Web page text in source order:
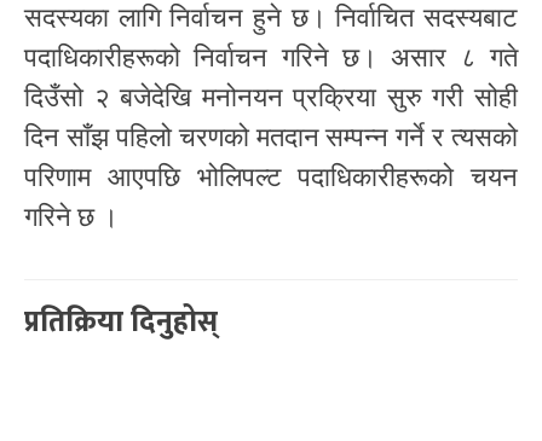
सदस्यका लागि निर्वाचन हुने छ। निर्वाचित सदस्यबाट
पदाधिकारीहरूको निर्वाचन गरिने छ। असार ८ गते
दिउँसो २ बजेदेखि मनोनयन प्रक्रिया सुरु गरी सोही
दिन साँझ पहिलो चरणको मतदान सम्पन्न गर्ने र त्यसको
परिणाम आएपछि भोलिपल्ट पदाधिकारीहरूको चयन
गरिने छ ।
प्रतिक्रिया दिनुहोस्